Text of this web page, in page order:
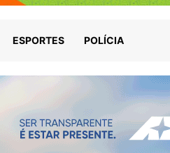
ESPORTES POLÍCIA